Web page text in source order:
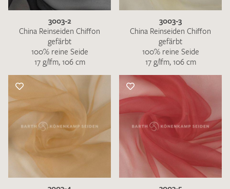
3003-2
China Reinseiden Chiffon
gefärbt
100% reine Seide
17 g/lfm, 106 cm
3003-3
China Reinseiden Chiffon
gefärbt
100% reine Seide
17 g/lfm, 106 cm